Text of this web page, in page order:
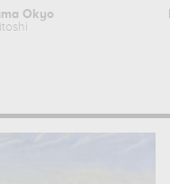
Okyo